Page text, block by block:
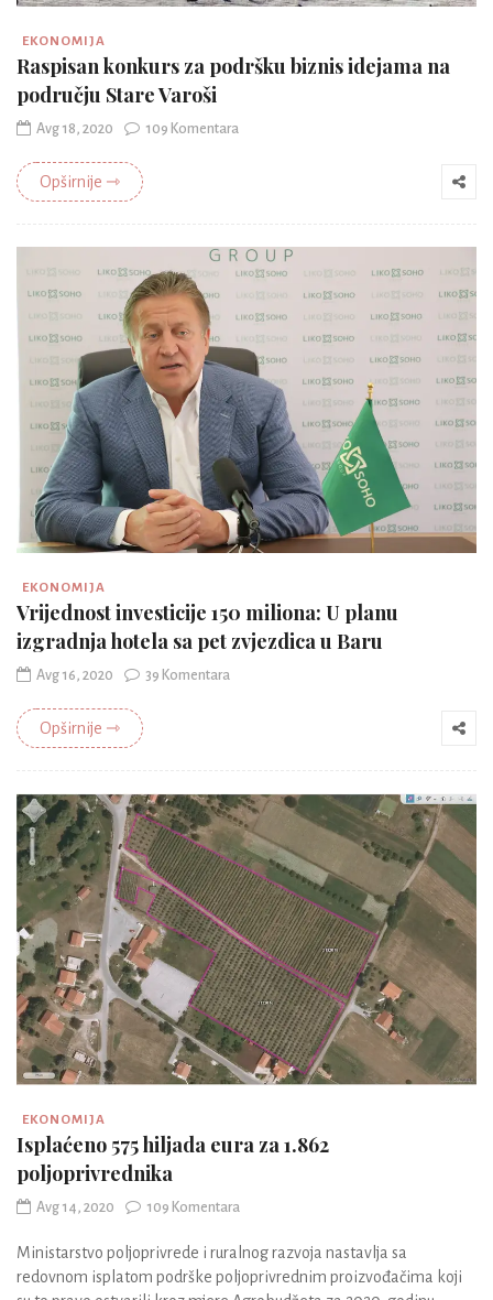
EKONOMIJA
Raspisan konkurs za podršku biznis idejama na
području Stare Varoši
Avg 18, 2020 109 Komentara
Opširnije ⇾
EKONOMIJA
Vrijednost investicije 150 miliona: U planu
izgradnja hotela sa pet zvjezdica u Baru
Avg 16, 2020 39 Komentara
Opširnije ⇾
EKONOMIJA
Isplaćeno 575 hiljada eura za 1.862
poljoprivrednika
Avg 14, 2020 109 Komentara
Ministarstvo poljoprivrede i ruralnog razvoja nastavlja sa
redovnom isplatom podrške poljoprivrednim proizvođačima koji